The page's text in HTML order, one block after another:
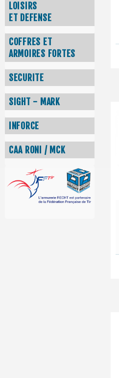
LOISIRS
ET DEFENSE
COFFRES ET
ARMOIRES FORTES
SECURITE
SIGHT - MARK
INFORCE
CAA RONI / MCK